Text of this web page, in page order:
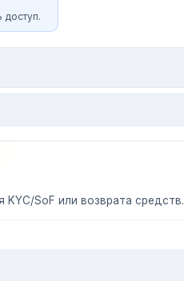
доступ.
SoF или возврата средств.